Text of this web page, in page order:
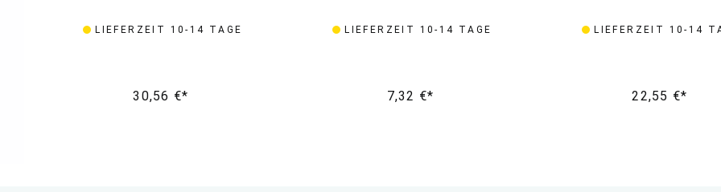
LIEFERZEIT 10-14 TAGE
30,56 €*
LIEFERZEIT 10-14 TAGE
7,32 €*
LIEFERZEIT 10-14
22,55 €*